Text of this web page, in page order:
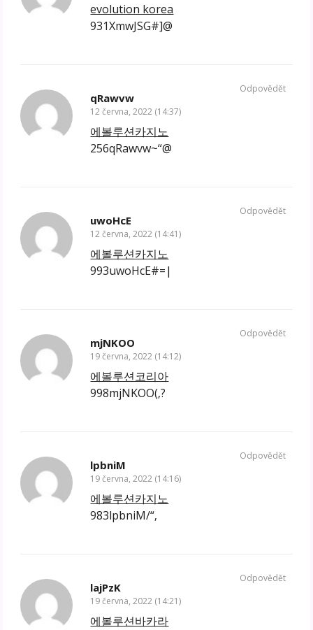
evolution korea
931XmwJSG#]@
qRawvw
12 června, 2022 (14:37)
에볼루션카지노
256qRawvw~“@
Odpovědět
uwoHcE
12 června, 2022 (14:41)
에볼루션카지노
993uwoHcE#=|
Odpovědět
mjNKOO
19 června, 2022 (14:12)
에볼루션코리아
998mjNKOO(‚?
Odpovědět
lpbniM
19 června, 2022 (14:16)
에볼루션카지노
983lpbniM/“‚
Odpovědět
lajPzK
19 června, 2022 (14:21)
에볼루션바카라
Odpovědět